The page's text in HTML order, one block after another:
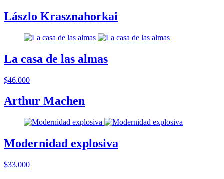
Lászlo Krasznahorkai
La casa de las almas
$46.000
Arthur Machen
Modernidad explosiva
$33.000